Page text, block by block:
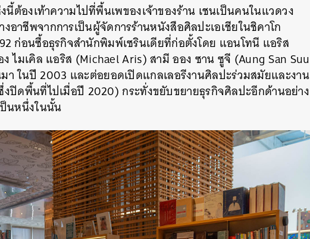
ต้องเท้าความไปที่พื้นเพของเจ้าของร้าน เชนเป็นคนในแวดวง
อาชีพจากการเป็นผู้จัดการร้านหนังสือศิลปะเอเชียในชิคาโก
ก่อนซื้อธุรกิจสำนักพิมพ์เซรินเดียที่ก่อตั้งโดย แอนโทนี แอริส
ไมเคิล แอริส (Michael Aris) สามี ออง ซาน ซูจี (Aung San Suu
า ในปี 2003 และต่อยอดเปิดแกลเลอรีงานศิลปะร่วมสมัยและงาน
ปิดพื้นที่ไปเมื่อปี 2020) กระทั่งขยับขยายธุรกิจศิลปะอีกด้านอย่าง
นหนึ่งในนั้น
SHARE TWEET LINE EMAIL